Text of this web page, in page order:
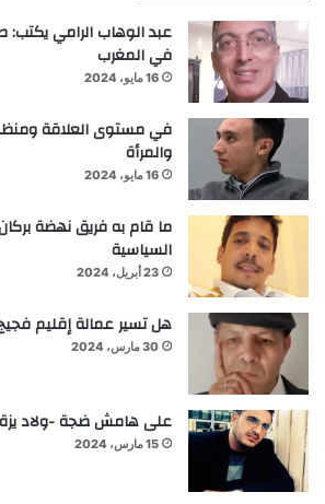
عبد الوهاب الرامي
في المغرب
16 مايو، 2024
في مستوى العلاقة
والمرأة
16 مايو، 2024
ما قام به فريق نهضة
السياسية
23 أبريل، 2024
هل تسير عمالة إقليم
30 مارس، 2024
على هامش ضجة -ولاد
15 مارس، 2024